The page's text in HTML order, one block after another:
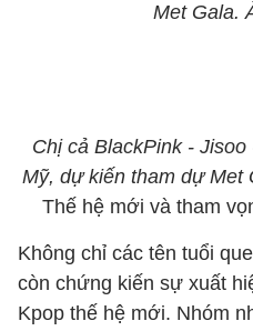
Met Gala.
Chị cả BlackPink -
Mỹ, dự kiến tham dự Met
Thế hệ mới và tham
Không chỉ các tên tuổi
còn chứng kiến sự xuất
Kpop thế hệ mới. Nhóm